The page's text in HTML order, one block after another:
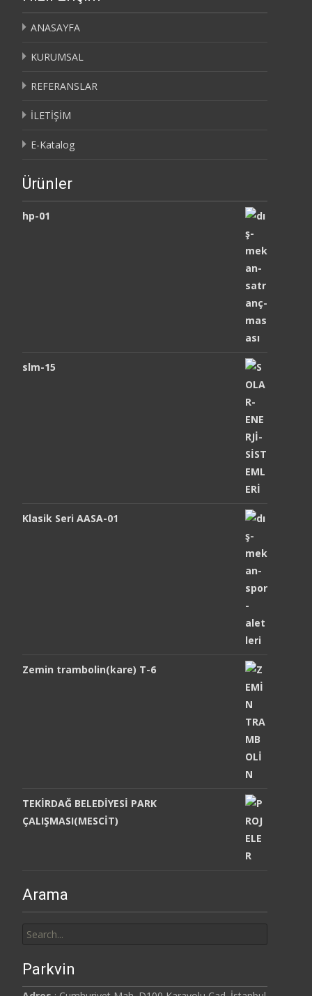
ANASAYFA
KURUMSAL
REFERANSLAR
İLETİŞİM
E-Katalog
Ürünler
hp-01
slm-15
Klasik Seri AASA-01
Zemin trambolin(kare) T-6
TEKİRDAĞ BELEDİYESİ PARK
ÇALIŞMASI(MESCİT)
Arama
for:
Parkvin